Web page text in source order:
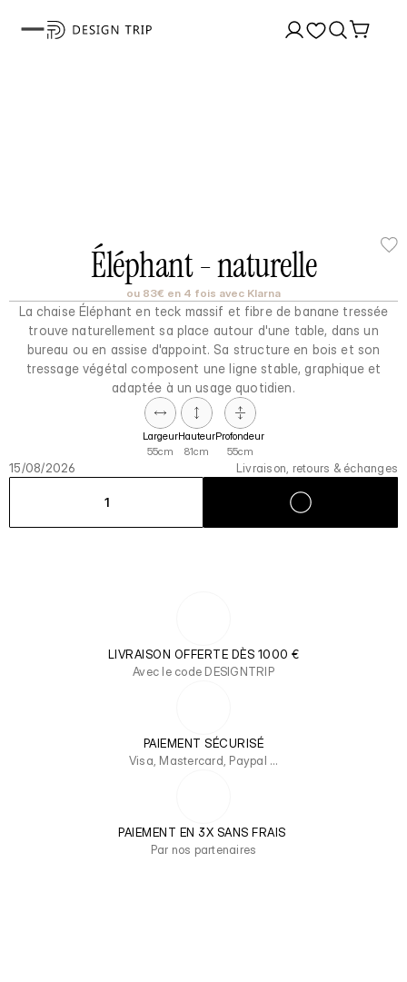
Éléphant - naturelle
ou 83€ en 4 fois avec Klarna
La chaise Éléphant en teck massif et fibre de banane tressée
trouve naturellement sa place autour d'une table, dans un
bureau ou en assise d'appoint. Sa structure en bois et son
tressage végétal composent une ligne stable, graphique et
adaptée à un usage quotidien.
Largeur
55cm
Hauteur
81cm
Profondeur
55cm
15/08/2026 Livraison, retours & échanges
1
LIVRAISON OFFERTE DÈS 1000 €
Avec le code DESIGNTRIP
PAIEMENT SÉCURISÉ
Visa, Mastercard, Paypal …
PAIEMENT EN 3X SANS FRAIS
Par nos partenaires